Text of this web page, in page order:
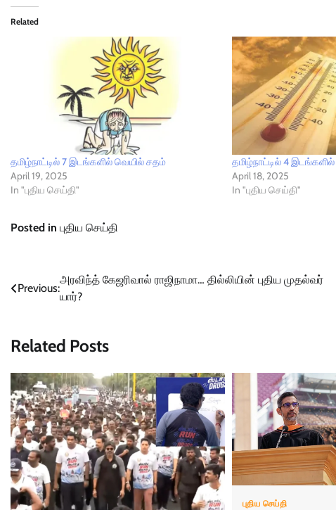
Related
தமிழ்நாட்டில் 7 இடங்களில் வெயில் சதம்
April 19, 2025
In "புதிய செய்தி"
தமிழ்நாட்டில் 4
April 18, 2025
In "புதிய செய்தி"
Posted in புதிய செய்தி
Post
navigation
Previous:
அரவிந்த் கேஜரிவால் ராஜிநாமா… தில்லியின் புதிய முதல்வர்
யார்?
Related Posts
புதிய செய்தி